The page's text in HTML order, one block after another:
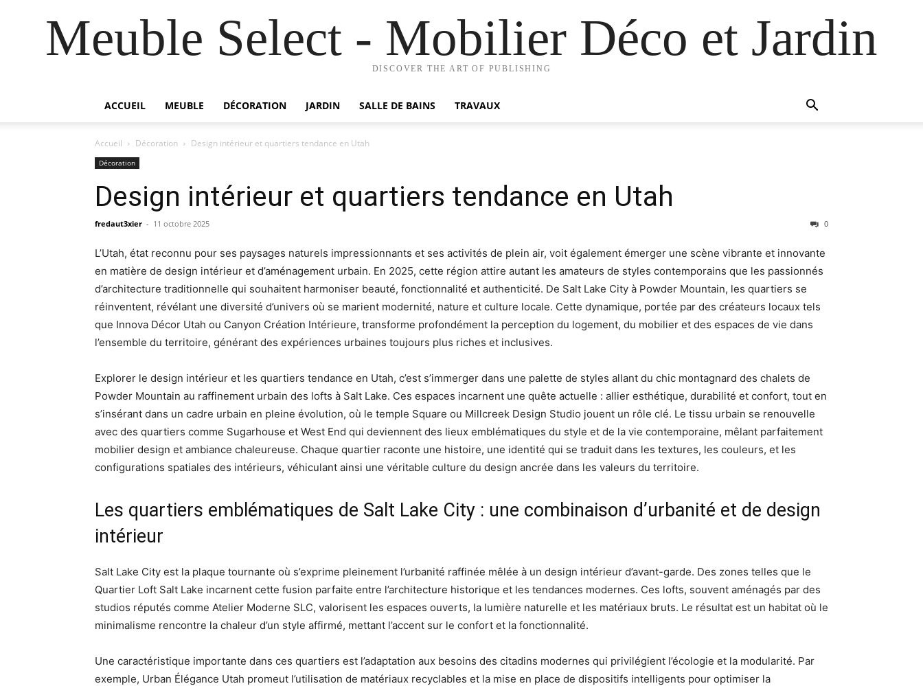
Meuble Select - Mobilier Déco et Jardin
DISCOVER THE ART OF PUBLISHING
ACCUEIL MEUBLE DÉCORATION JARDIN SALLE DE BAINS TRAVAUX
Accueil Décoration Design intérieur et quartiers tendance en Utah
Décoration
Design intérieur et quartiers tendance en Utah
fredaut3xier - 11 octobre 2025 0
L’Utah, état reconnu pour ses paysages naturels impressionnants et ses activités de plein air, voit également émerger une scène vibrante et innovante
en matière de design intérieur et d’aménagement urbain. En 2025, cette région attire autant les amateurs de styles contemporains que les passionnés
d’architecture traditionnelle qui souhaitent harmoniser beauté, fonctionnalité et authenticité. De Salt Lake City à Powder Mountain, les quartiers se
réinventent, révélant une diversité d’univers où se marient modernité, nature et culture locale. Cette dynamique, portée par des créateurs locaux tels
que Innova Décor Utah ou Canyon Création Intérieure, transforme profondément la perception du logement, du mobilier et des espaces de vie dans
l’ensemble du territoire, générant des expériences urbaines toujours plus riches et inclusives.
Explorer le design intérieur et les quartiers tendance en Utah, c’est s’immerger dans une palette de styles allant du chic montagnard des chalets de
Powder Mountain au raffinement urbain des lofts à Salt Lake. Ces espaces incarnent une quête actuelle : allier esthétique, durabilité et confort, tout en
s’insérant dans un cadre urbain en pleine évolution, où le temple Square ou Millcreek Design Studio jouent un rôle clé. Le tissu urbain se renouvelle
avec des quartiers comme Sugarhouse et West End qui deviennent des lieux emblématiques du style et de la vie contemporaine, mêlant parfaitement
mobilier design et ambiance chaleureuse. Chaque quartier raconte une histoire, une identité qui se traduit dans les textures, les couleurs, et les
configurations spatiales des intérieurs, véhiculant ainsi une véritable culture du design ancrée dans les valeurs du territoire.
Les quartiers emblématiques de Salt Lake City : une combinaison d’urbanité et de design
intérieur
Salt Lake City est la plaque tournante où s’exprime pleinement l’urbanité raffinée mêlée à un design intérieur d’avant-garde. Des zones telles que le
Quartier Loft Salt Lake incarnent cette fusion parfaite entre l’architecture historique et les tendances modernes. Ces lofts, souvent aménagés par des
studios réputés comme Atelier Moderne SLC, valorisent les espaces ouverts, la lumière naturelle et les matériaux bruts. Le résultat est un habitat où le
minimalisme rencontre la chaleur d’un style affirmé, mettant l’accent sur le confort et la fonctionnalité.
Une caractéristique importante dans ces quartiers est l’adaptation aux besoins des citadins modernes qui privilégient l’écologie et la modularité. Par
exemple, Urban Élégance Utah promeut l’utilisation de matériaux recyclables et la mise en place de dispositifs intelligents pour optimiser la